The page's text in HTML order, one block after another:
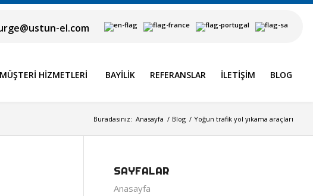
el.com
MÜŞTERI HIZMETLERI BAYILIK REFERANSLAR İLETIŞIM BLOG
Buradasınız: Anasayfa / Blog / Yoğun trafik yol yıkama araçları
SAYFALAR
Anasayfa